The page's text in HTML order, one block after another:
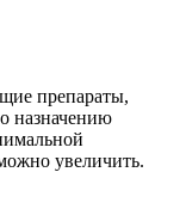
препараты,
назначению
увеличить.